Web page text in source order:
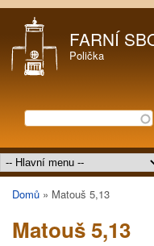
FARNÍ
Polička
Vyhledávání
Hledat
Hlavní menu
Jste zde
Domů » Matouš 5,13
Matouš 5,13